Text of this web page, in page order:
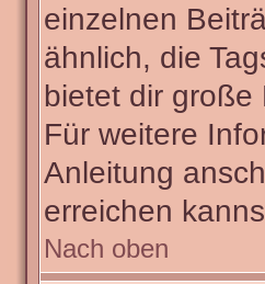
einzelnen
ähnlich, die
bietet dir große
Für weitere
Anleitung
erreichen
Nach oben